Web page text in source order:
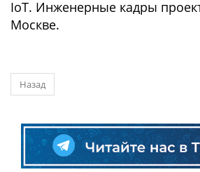
IoT. Инженерные кадры
Москве.
Назад